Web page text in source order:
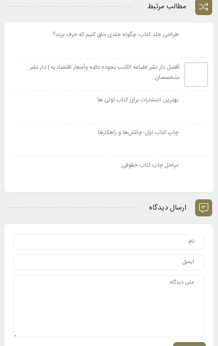
مطالب مرتبط
طراحی جلد کتاب؛ چگونه جلدی خلق کنیم که حرف بزند؟
أفضل دار نشر لطباعه الکتب بجوده عالیه وأسعار اقتصادیه | دار نشر
متخصصان
بهترین انتشارات برای کتاب اولی ها
چاپ کتاب اول؛ چالش‌ها و راهکارها
مراحل چاپ کتاب حقوقی
ارسال دیدگاه